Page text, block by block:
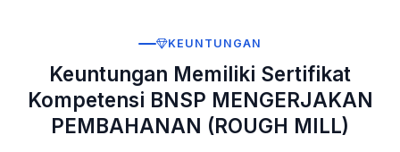
KEUNTUNGAN
Keuntungan Memiliki Sertifikat
Kompetensi BNSP MENGERJAKAN
PEMBAHANAN (ROUGH MILL)